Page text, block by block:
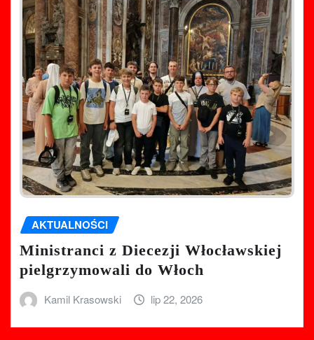
AKTUALNOŚCI
Ministranci z Diecezji Włocławskiej
pielgrzymowali do Włoch
Kamil Krasowski lip 22, 2026